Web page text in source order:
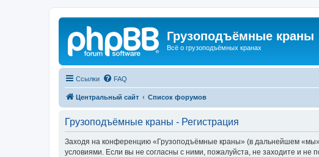
Грузоподъёмные краны
Всё о грузоподъёмных кранах
Ссылки FAQ
Центральный сайт Список форумов
Грузоподъёмные краны - Регистрация
Заходя на конференцию «Грузоподъёмные краны» (в дальнейшем
условиями. Если вы не согласны с ними, пожалуйста, не заходите и